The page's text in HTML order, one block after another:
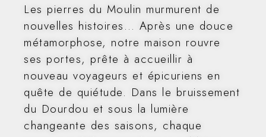
Les pierres du Moulin murmurent de
nouvelles histoires… Après une douce
métamorphose, notre maison rouvre
ses portes, prête à accueillir à
nouveau voyageurs et épicuriens en
quête de quiétude. Dans le bruissement
du Dourdou et sous la lumière
changeante des saisons, chaque